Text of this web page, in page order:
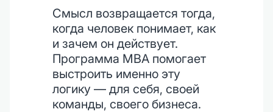
Смысл возвращается тогда,
когда человек понимает, как
и зачем он действует.
Программа MBA помогает
выстроить именно эту
логику — для себя, своей
команды, своего бизнеса.